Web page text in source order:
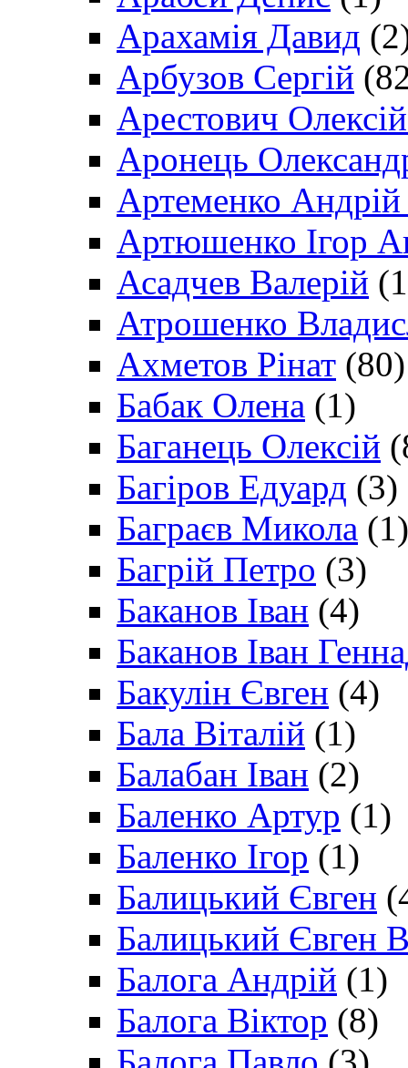
Арахамія Давид
Арбузов Сергій
Арестович
Аронець
Артеменко Андрій
Артюшенко Ігор
Асадчев Валерій
Атрошенко
Ахметов Рінат (80)
Бабак Олена (1)
Баганець Олексій
Багіров Едуард (3)
Баграєв Микола (1)
Багрій Петро (3)
Баканов Іван (4)
Баканов Іван
Бакулін Євген (4)
Бала Віталій (1)
Балабан Іван (2)
Баленко Артур (1)
Баленко Ігор (1)
Балицький Євген
Балицький Євген
Балога Андрій (1)
Балога Віктор (8)